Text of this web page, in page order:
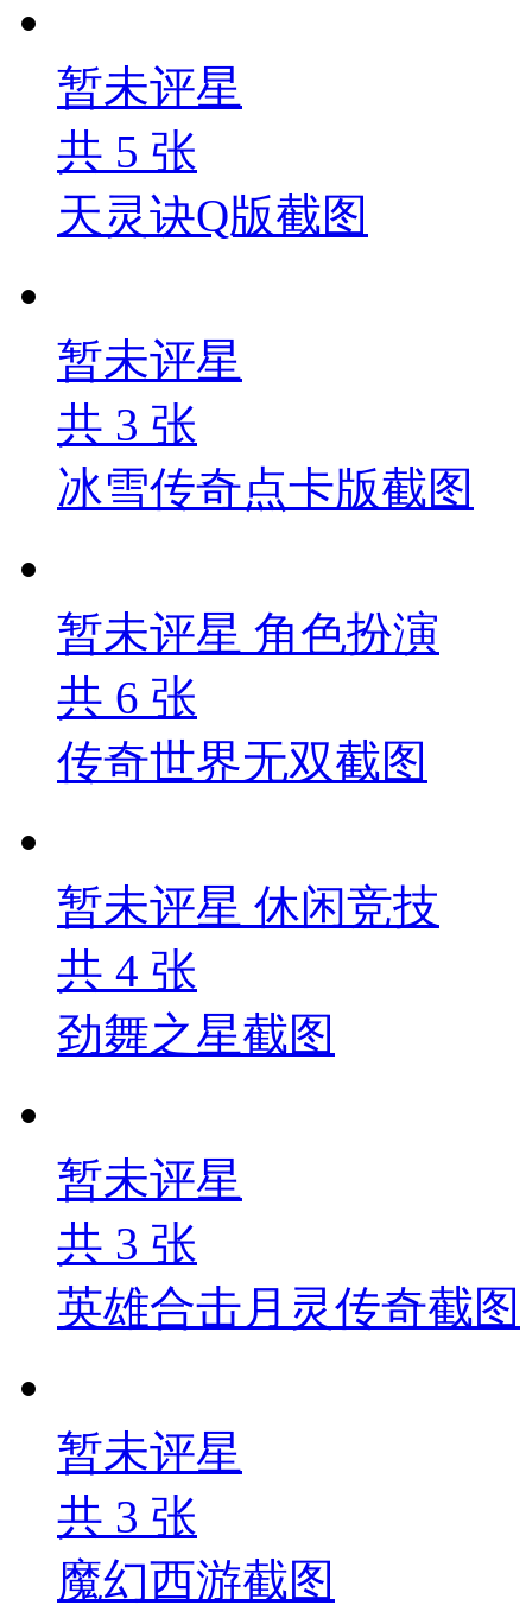
暂未评星
共 5 张
天灵诀Q版截图
暂未评星
共 3 张
冰雪传奇点卡版截图
暂未评星 角色扮演
共 6 张
传奇世界无双截图
暂未评星 休闲竞技
共 4 张
劲舞之星截图
暂未评星
共 3 张
英雄合击月灵传奇截图
暂未评星
共 3 张
魔幻西游截图